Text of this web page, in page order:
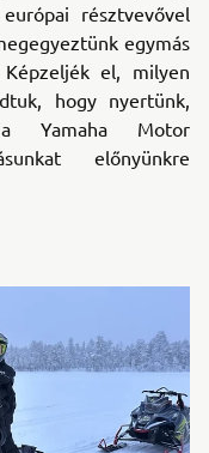
résztvevővel
egymás
el, milyen
hogy nyertünk,
Yamaha Motor
előnyünkre